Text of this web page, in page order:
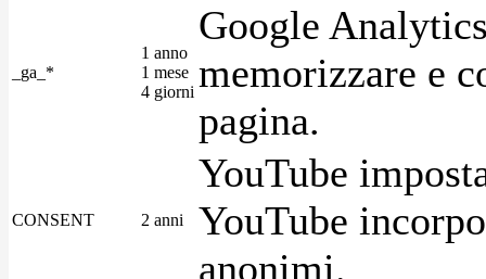
_ga_*
1 anno
1 mese
4 giorni
Google
memorizzare e
pagina.
CONSENT 2 anni
YouTube
YouTube
anonimi.